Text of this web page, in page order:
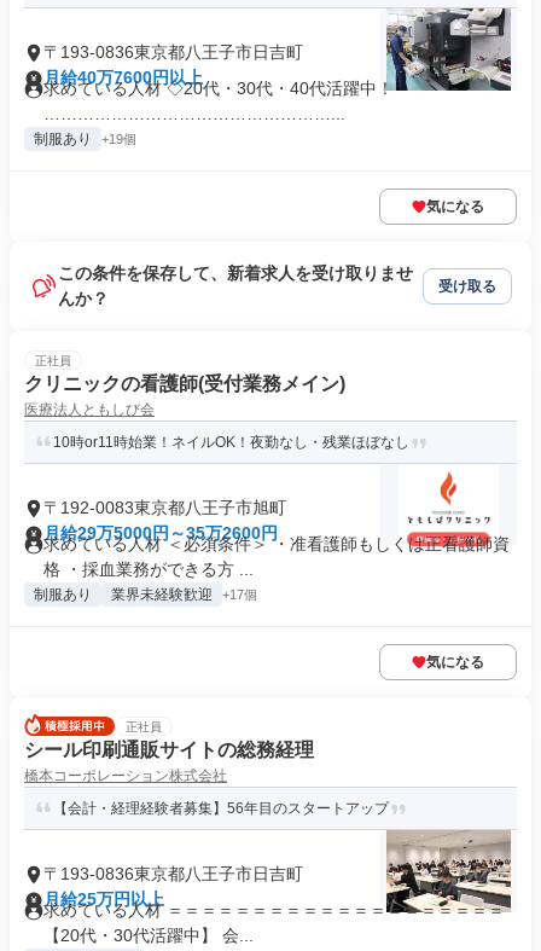
〒193-0836東京都八王子市日吉町
月給40万7600円以上
求めている人材 ◇20代・30代・40代活躍中！
制服あり +19個
気になる
この条件を保存して、新着求人を受け取りませ
んか？
受け取る
正社員
クリニックの看護師(受付業務メイン)
医療法人ともしび会
10時or11時始業！ネイルOK！夜勤なし・残業ほぼなし
〒192-0083東京都八王子市旭町
月給29万5000円～35万2600円
求めている人材 ＜必須条件＞ ・准看護師もしくは正看護師資
格 ・採血業務ができる方 ...
制服あり 業界未経験歓迎 +17個
気になる
正社員
シール印刷通販サイトの総務経理
橋本コーポレーション株式会社
【会計・経理経験者募集】56年目のスタートアップ
〒193-0836東京都八王子市日吉町
月給25万円以上
求めている人材 ＝＝＝＝＝＝＝＝＝＝＝＝＝＝＝＝＝＝＝＝
【20代・30代活躍中】 会...